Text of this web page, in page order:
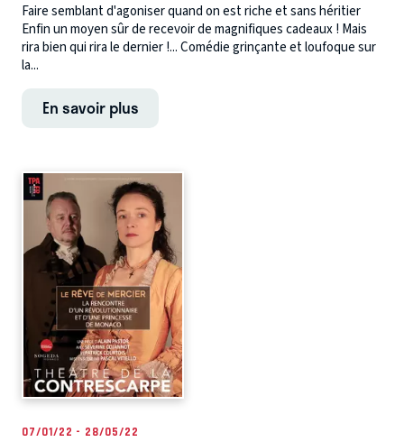
Faire semblant d'agoniser quand on est riche et sans héritier
Enfin un moyen sûr de recevoir de magnifiques cadeaux ! Mais
rira bien qui rira le dernier !... Comédie grinçante et loufoque sur
la...
En savoir plus
07/01/22 - 28/05/22